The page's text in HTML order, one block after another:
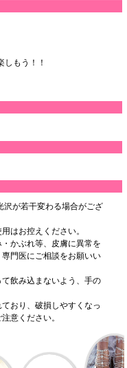
しもう！！
沢が若干変わる場合がござ
はお控えください。
かぶれ等、皮膚に異常を
門医にご相談をお願いい
飲み込まないよう、手の
おり、破損しやすくなっ
意ください。